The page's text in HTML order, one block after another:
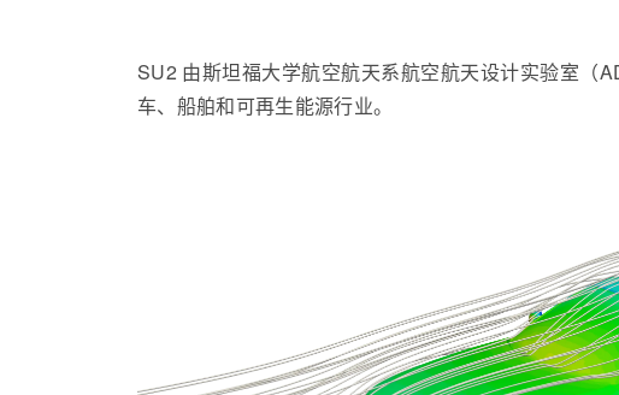
SU2 由斯坦福大学航空航天系航空航天设计实验室（
车、船舶和可再生能源行业。